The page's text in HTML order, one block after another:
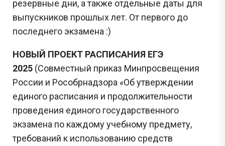
резервные дни, а также отдельные даты для
выпускников прошлых лет. От первого до
последнего экзамена :)
НОВЫЙ ПРОЕКТ РАСПИСАНИЯ ЕГЭ
2025 (Совместный приказ Минпросвещения
России и Рособрнадзора «Об утверждении
единого расписания и продолжительности
проведения единого государственного
экзамена по каждому учебному предмету,
требований к использованию средств